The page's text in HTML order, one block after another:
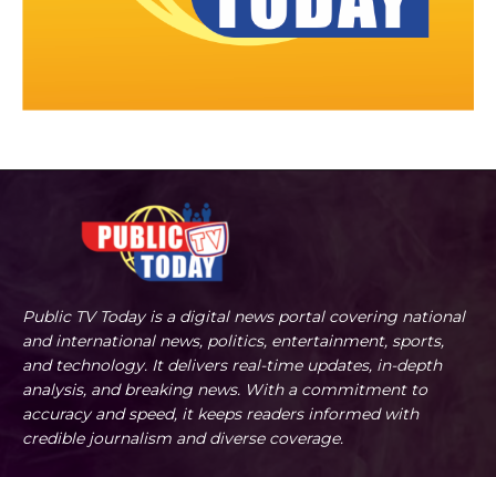
Public TV Today is a digital news portal covering national
and international news, politics, entertainment, sports,
and technology. It delivers real-time updates, in-depth
analysis, and breaking news. With a commitment to
accuracy and speed, it keeps readers informed with
credible journalism and diverse coverage.